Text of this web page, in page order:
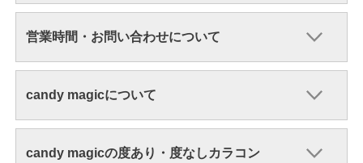
営業時間・お問い合わせについて
candy magicについて
candy magicの度あり・度なしカラコン